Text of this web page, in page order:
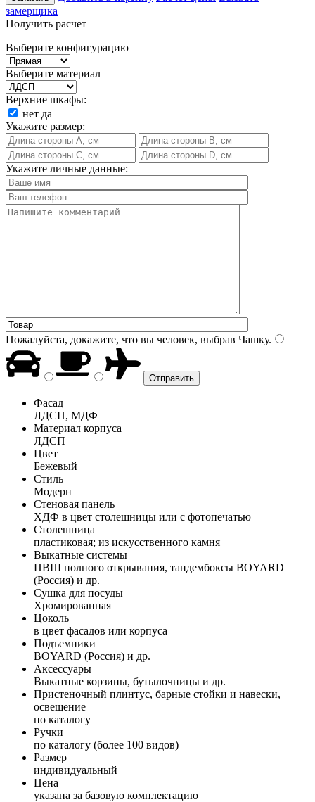
замерщика
Получить расчет
Выберите конфигурацию
Выберите материал
Верхние шкафы:
нет да
Укажите размер:
Укажите личные данные:
Пожалуйста, докажите, что вы человек, выбрав Чашку.
Фасад
ЛДСП, МДФ
Материал корпуса
ЛДСП
Цвет
Бежевый
Стиль
Модерн
Стеновая панель
ХДФ в цвет столешницы или с фотопечатью
Столешница
пластиковая; из искусственного камня
Выкатные системы
ПВШ полного открывания, тандембоксы BOYARD
(Россия) и др.
Сушка для посуды
Хромированная
Цоколь
в цвет фасадов или корпуса
Подъемники
BOYARD (Россия) и др.
Аксессуары
Выкатные корзины, бутылочницы и др.
Пристеночный плинтус, барные стойки и навески,
освещение
по каталогу
Ручки
по каталогу (более 100 видов)
Размер
индивидуальный
Цена
указана за базовую комплектацию